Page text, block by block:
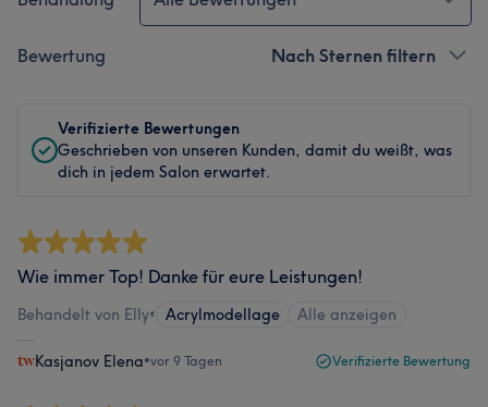
Bewertung Nach Sternen filtern
Verifizierte Bewertungen
Geschrieben von unseren Kunden, damit du weißt, was
dich in jedem Salon erwartet.
Wie immer Top! Danke für eure Leistungen!
Behandelt von Elly• Acrylmodellage Alle anzeigen
Kasjanov Elena•vor 9 Tagen Verifizierte Bewertung